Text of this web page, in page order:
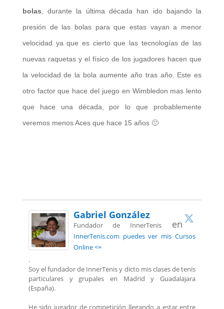
bolas, durante la última década han ido bajando la
presión de las bolas para que estas vayan a menor
velocidad ya que es cierto que las tecnologías de las
nuevas raquetas y el físico de los jugadores hacen que
la velocidad de la bola aumente año tras año. Este es
otro factor que hace del juego en Wimbledon mas lento
que hace una década, por lo que probablemente
veremos menos Aces que hace 15 años 🙁
Gabriel González
Fundador de InnerTenisen
InnerTenis.com puedes ver mis Cursos
Online <=
.
Soy el fundador de InnerTenis y dicto mis clases de tenis
particulares y grupales en Madrid y Guadalajara
(España).
He sido jugador de competición llegando a estar entre